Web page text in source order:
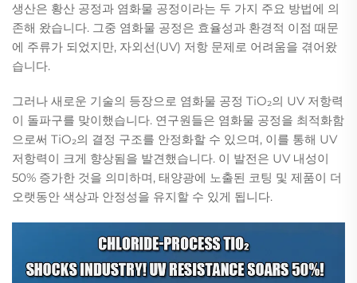
생산은 황산 공정과 염화물 공정이라는 두 가지 주요 방법에 의
존해 왔습니다. 그중 염화물 공정은 효율성과 환경적 이점 때문
에 주류가 되었지만, 자외선(UV) 저항 문제로 어려움을 겪어왔
습니다.
그러나 새로운 기술의 등장으로 염화물 공정 TiO₂의 UV 저항력
이 돌파구를 맞이했습니다. 연구원들은 염화물 공정을 최적화함
으로써 TiO₂의 결정 구조를 안정화할 수 있으며, 이를 통해 UV
저항력이 크게 향상됨을 발견했습니다. 이 발전은 UV 내성이
50% 증가한 것을 의미하며, 태양광에 노출된 코팅 및 제품이 더
오랫동안 색상과 안정성을 유지할 수 있게 됩니다.